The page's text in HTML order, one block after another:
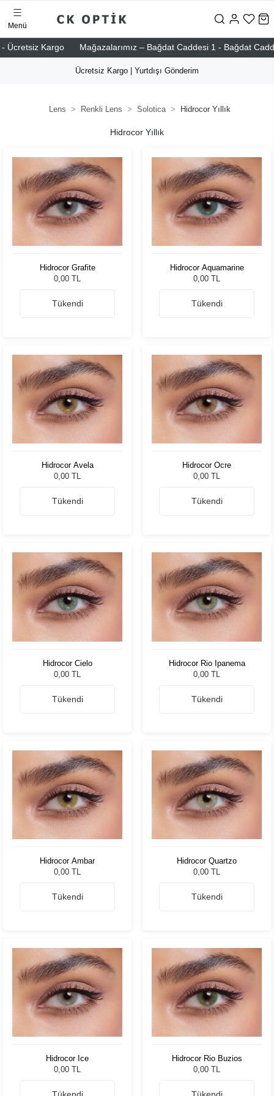
Kargo Mağazalarımız – Bağdat Caddesi 1 - Bağdat
Menü
Ücretsiz Kargo | Yurtdışı Gönderim
Lens Renkli Lens Solotica Hidrocor Yıllık
Hidrocor Yıllık
Hidrocor Grafite
0,00 TL
Tükendi
Hidrocor Aquamarine
0,00 TL
Tükendi
Hidrocor Avela
0,00 TL
Tükendi
Hidrocor Ocre
0,00 TL
Tükendi
Hidrocor Cielo
0,00 TL
Tükendi
Hidrocor Rio Ipanema
0,00 TL
Tükendi
Hidrocor Ambar
0,00 TL
Tükendi
Hidrocor Quartzo
0,00 TL
Tükendi
Hidrocor Ice
0,00 TL
Hidrocor Rio Buzios
0,00 TL